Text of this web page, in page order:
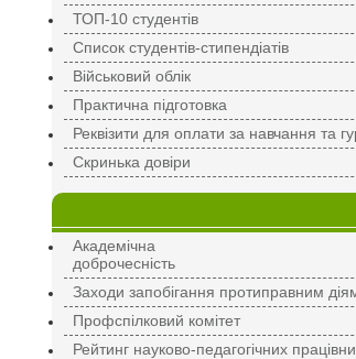
ТОП-10 студентів
Список студентів-стипендіатів
Військовий облік
Практична підготовка
Реквізити для оплати за навчання та
Скринька довіри
Академічна
доброчесність
Заходи запобігання протиправним
Профспілковий комітет
Рейтинг науково-педагогічних